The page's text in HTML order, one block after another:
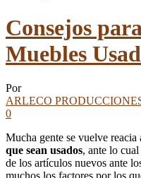
Consejos
Muebles
Por
ARLECO
0
Mucha gente se vuelve reacia
que sean usados, ante lo
de los artículos nuevos ante